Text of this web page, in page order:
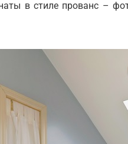
в стиле прованс –